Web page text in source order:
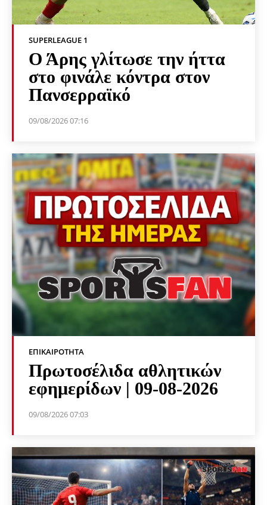
SUPERLEAGUE 1
Ο Άρης γλίτωσε την ήττα
στο φινάλε κόντρα στον
Πανσερραϊκό
09/08/2026 07:16
ΕΠΙΚΑΙΡΌΤΗΤΑ
Πρωτοσέλιδα αθλητικών
εφημερίδων | 09-08-2026
09/08/2026 07:03